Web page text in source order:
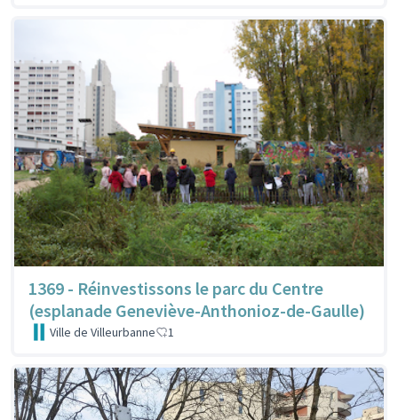
1369 - Réinvestissons le parc du Centre
(esplanade Geneviève-Anthonioz-de-Gaulle)
Ville de Villeurbanne 1